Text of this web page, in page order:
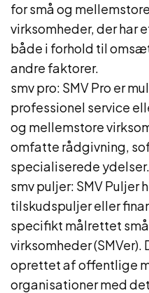
for små og
virksomheder, der har
både i forhold til
andre faktorer.
smv pro: SMV Pro er
professionel service
og mellemstore
omfatte rådgivning,
specialiserede ydelser.
smv puljer: SMV Puljer
tilskudspuljer eller
specifikt målrettet
virksomheder
oprettet af offentlige
organisationer med